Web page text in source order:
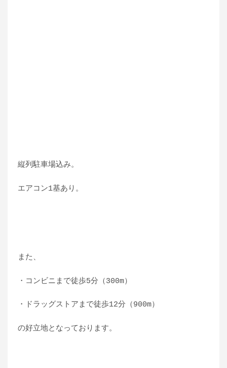
縦列駐車場込み。
エアコン1基あり。
また、
・コンビニまで徒歩5分（300m）
・ドラッグストアまで徒歩12分（900m）
の好立地となっております。